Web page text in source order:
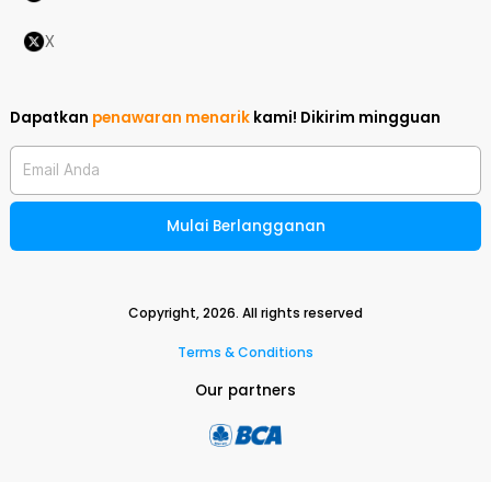
X
Dapatkan penawaran menarik kami! Dikirim mingguan
Email Anda
Mulai Berlangganan
Copyright,2026. All rights reserved
Terms & Conditions
Our partners